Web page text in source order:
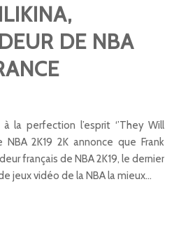
DE NBA
à la perfection l’esprit ‘’They Will
NBA 2K19 2K annonce que Frank
français de NBA 2K19, le dernier
jeux vidéo de la NBA la mieux…